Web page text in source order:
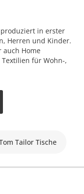
produziert in erster
Herren und Kinder.
auch Home
für Wohn-,
Tailor Tische